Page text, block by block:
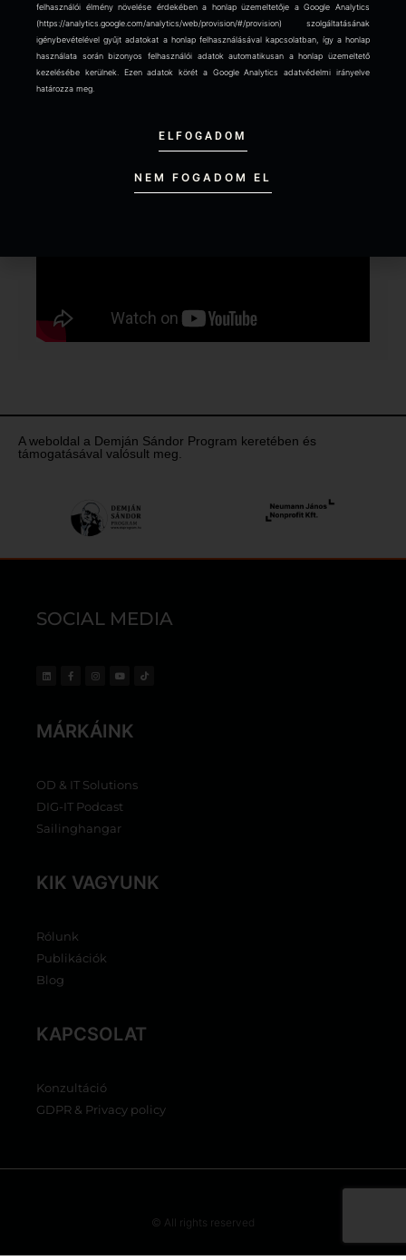
Mi a közös hatékony belső
kommunikációban és a DevOps-
ban?
Continue reading »
A weboldal a Demján Sándor Program keretében és
támogatásával valósult meg.
SOCIAL MEDIA
MÁRKÁINK
OD & IT Solutions
DIG-IT Podcast
Sailinghangar
KIK VAGYUNK
Rólunk
Publikációk
Blog
KAPCSOLAT
Konzultáció
GDPR & Privacy policy
© All rights reserved
felhasználói élmény növelése érdekében a honlap üzemeltetője a Google Analytics
(https://analytics.google.com/analytics/web/provision/#/provision) szolgáltatásának
igénybevételével gyűjt adatokat a honlap felhasználásával kapcsolatban, így a honlap
használata során bizonyos felhasználói adatok automatikusan a honlap üzemeltető
kezelésébe kerülnek. Ezen adatok körét a Google Analytics adatvédelmi irányelve
határozza meg.
ELFOGADOM
NEM FOGADOM EL